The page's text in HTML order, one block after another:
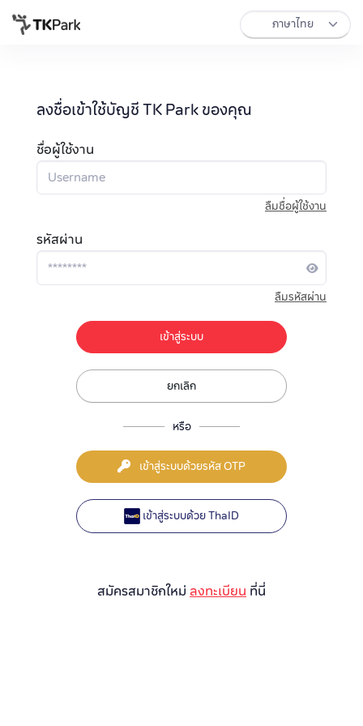
ลงชื่อเข้าใช้บัญชี TK Park ของคุณ
ชื่อผู้ใช้งาน
ลืมชื่อผู้ใช้งาน
รหัสผ่าน
ลืมรหัสผ่าน
เข้าสู่ระบบ
ยกเลิก
หรือ
เข้าสู่ระบบด้วยรหัส OTP
เข้าสู่ระบบด้วย ThaID
สมัครสมาชิกใหม่ ลงทะเบียน ที่นี่